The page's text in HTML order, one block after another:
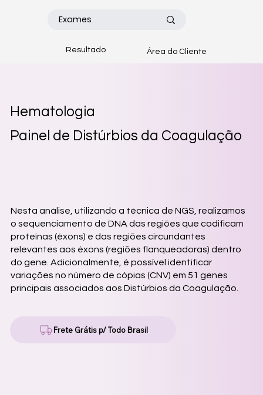
Área do Cliente
Resultado
Hematologia
Painel de Distúrbios da Coagulação
Nesta análise, utilizando a técnica de NGS, realizamos
o sequenciamento de DNA das regiões que codificam
proteínas (éxons) e das regiões circundantes
relevantes aos éxons (regiões flanqueadoras) dentro
do gene. Adicionalmente, é possível identificar
variações no número de cópias (CNV) em 51 genes
principais associados aos Distúrbios da Coagulação.
Frete Grátis p/ Todo Brasil